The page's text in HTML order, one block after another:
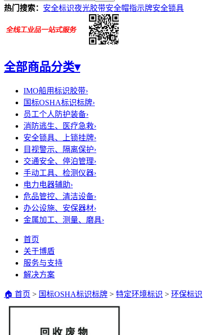
热门搜索： 安全标识夜光胶带安全帽指示牌安全锁具
全部商品分类▾
IMO船用标识胶带›
国标OSHA标识标牌›
员工个人防护装备›
消防逃生、医疗急救›
安全锁具、上锁挂牌›
目视警示、隔离保护›
交通安全、停泊管理›
手动工具、检测仪器›
电力电器辅助›
危品管控、清洁设备›
办公设施、安保器材›
金属加工、测量、磨具›
首页
关于博盾
服务与支持
解决方案
🏠 首页 > 国标OSHA标识标牌 > 特定环境标识 > 环保标识